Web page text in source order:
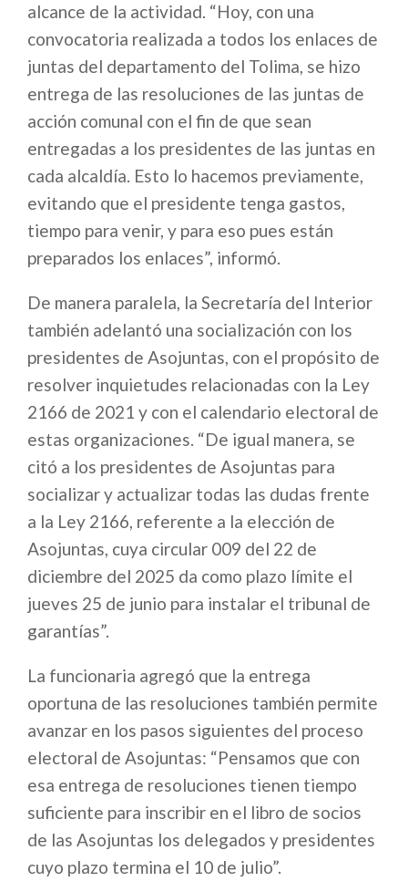
alcance de la actividad. “Hoy, con una
convocatoria realizada a todos los enlaces de
juntas del departamento del Tolima, se hizo
entrega de las resoluciones de las juntas de
acción comunal con el fin de que sean
entregadas a los presidentes de las juntas en
cada alcaldía. Esto lo hacemos previamente,
evitando que el presidente tenga gastos,
tiempo para venir, y para eso pues están
preparados los enlaces”, informó.
De manera paralela, la Secretaría del Interior
también adelantó una socialización con los
presidentes de Asojuntas, con el propósito de
resolver inquietudes relacionadas con la Ley
2166 de 2021 y con el calendario electoral de
estas organizaciones. “De igual manera, se
citó a los presidentes de Asojuntas para
socializar y actualizar todas las dudas frente
a la Ley 2166, referente a la elección de
Asojuntas, cuya circular 009 del 22 de
diciembre del 2025 da como plazo límite el
jueves 25 de junio para instalar el tribunal de
garantías”.
La funcionaria agregó que la entrega
oportuna de las resoluciones también permite
avanzar en los pasos siguientes del proceso
electoral de Asojuntas: “Pensamos que con
esa entrega de resoluciones tienen tiempo
suficiente para inscribir en el libro de socios
de las Asojuntas los delegados y presidentes
cuyo plazo termina el 10 de julio”.